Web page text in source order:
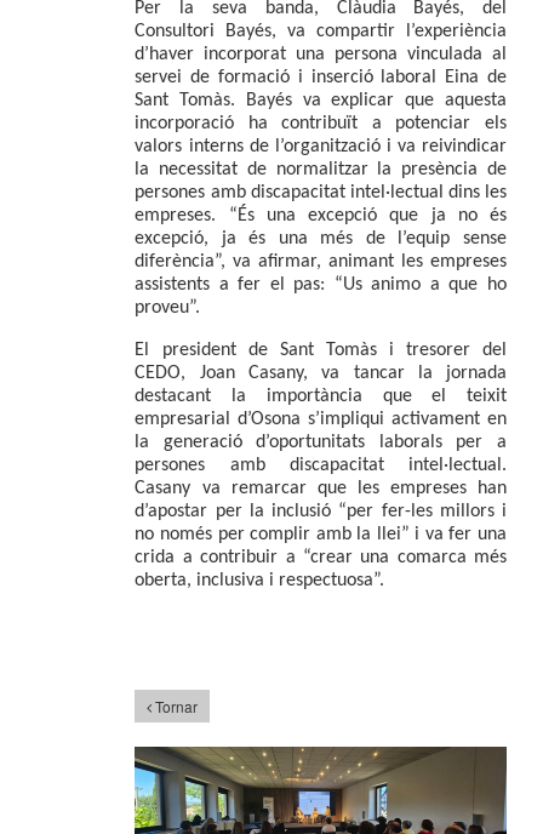
Per la seva banda, Clàudia Bayés, del
Consultori Bayés, va compartir l’experiència
d’haver incorporat una persona vinculada al
servei de formació i inserció laboral Eina de
Sant Tomàs. Bayés va explicar que aquesta
incorporació ha contribuït a potenciar els
valors interns de l’organització i va reivindicar
la necessitat de normalitzar la presència de
persones amb discapacitat intel·lectual dins les
empreses. “És una excepció que ja no és
excepció, ja és una més de l’equip sense
diferència”, va afirmar, animant les empreses
assistents a fer el pas: “Us animo a que ho
proveu”.
El president de Sant Tomàs i tresorer del
CEDO, Joan Casany, va tancar la jornada
destacant la importància que el teixit
empresarial d’Osona s’impliqui activament en
la generació d’oportunitats laborals per a
persones amb discapacitat intel·lectual.
Casany va remarcar que les empreses han
d’apostar per la inclusió “per fer-les millors i
no només per complir amb la llei” i va fer una
crida a contribuir a “crear una comarca més
oberta, inclusiva i respectuosa”.
Tornar